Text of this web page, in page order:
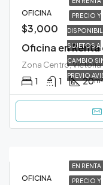
PRECIO Y
SUJETOS A
CAMBIO
PREVIO
OFICINA
$3,000
1 1 20m²
EN RENTA
PRECIO Y
OFICINA